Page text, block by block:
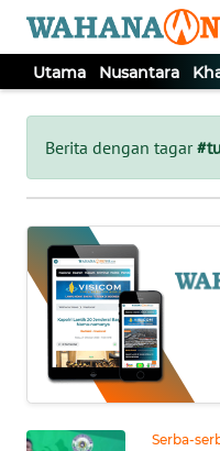
Utama Nusantara
Berita dengan tagar
Serba-
Tutup
UTAMA
NUSANTARA
KHAS
SERBA-
SERBI